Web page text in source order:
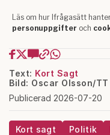
Text: Kort Sagt
Bild: Oscar Olsson/TT
Publicerad 2026-07-20
Kort sagt Politik